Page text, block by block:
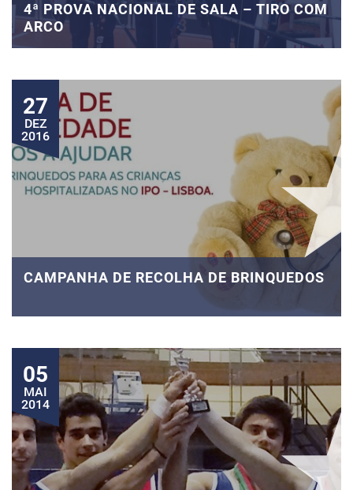
4ª PROVA NACIONAL DE SALA – TIRO COM
ARCO
27
DEZ
2016
CAMPANHA DE RECOLHA DE BRINQUEDOS
05
MAI
2014